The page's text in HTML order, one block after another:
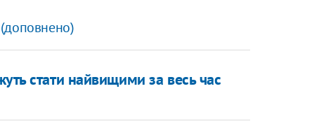
(доповнено)
стати найвищими за весь час